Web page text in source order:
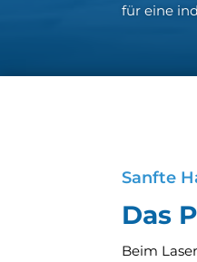
für eine
Sanfte
Das
Beim